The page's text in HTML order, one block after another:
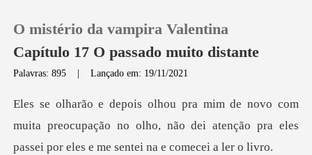
0
Loja
O mistério da vampira Valentina
Capítulo 17 O passado muito distante
Palavras: 895 |Lançado em: 19/11/2021
uita preocupação no olho, não dei atenção pra eles
p